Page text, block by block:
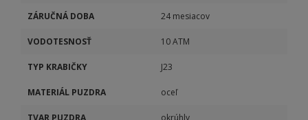
ZÁRUČNÁ DOBA 24 mesiacov
VODOTESNOSŤ 10 ATM
TYP KRABIČKY J23
MATERIÁL PUZDRA oceľ
TVAR PUZDRA okrúhly